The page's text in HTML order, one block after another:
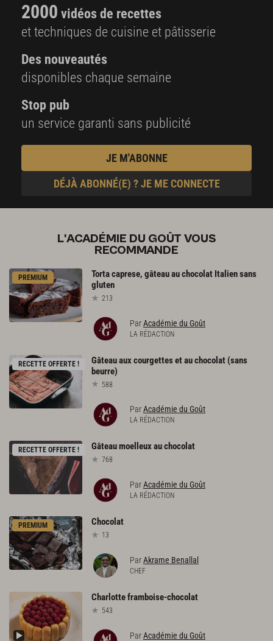
2000 vidéos de recettes
et techniques de cuisine et pâtisserie
Des nouveautés
disponibles chaque semaine
Stop pub
un service garanti sans publicité
JE M'ABONNE
DÉJÀ ABONNÉ(E) ? JE ME CONNECTE
L'ACADÉMIE DU GOÛT VOUS
RECOMMANDE
PREMIUM Tortacaprese, gâteauauchocolat Italiensans
gluten
213
ParAcadémie du Goût
LA RÉDACTION
RECETTE OFFERTE ! Gâteauauxcourgettesetauchocolat (sans
beurre)
588
ParAcadémie du Goût
LA RÉDACTION
RECETTE OFFERTE ! Gâteaumoelleuxauchocolat
768
ParAcadémie du Goût
LA RÉDACTION
PREMIUM Chocolat
13
ParAkrame Benallal
CHEF
Charlotteframboise-chocolat
543
ParAcadémie du Goût